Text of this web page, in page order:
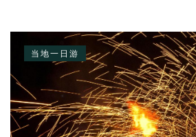
当地一日游